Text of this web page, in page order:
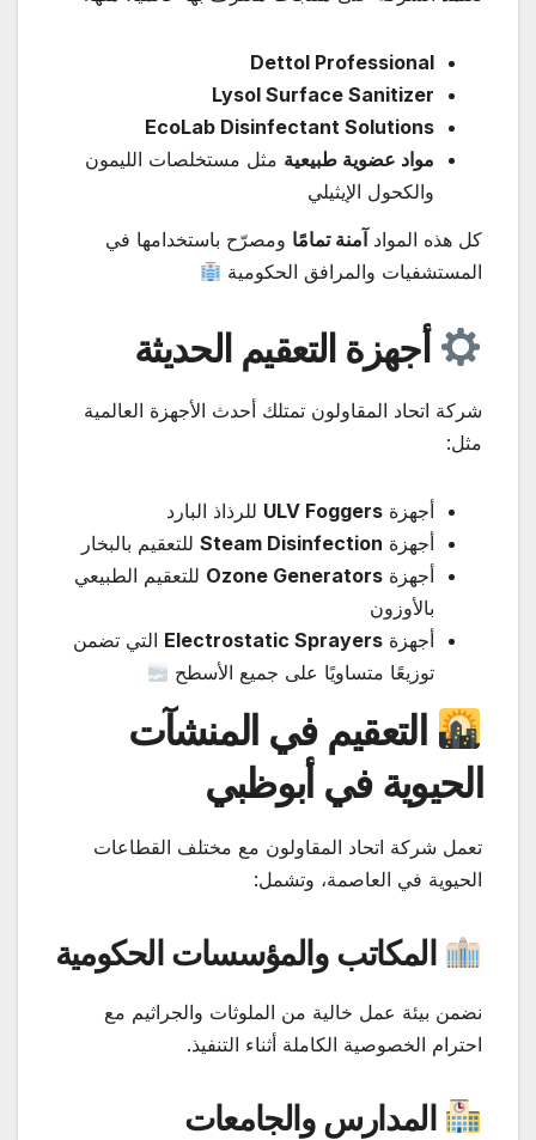
Dettol Professional
Lysol Surface Sanitizer
EcoLab Disinfectant Solutions
مواد عضوية طبيعية مثل مستخلصات الليمون
والكحول الإيثيلي
كل هذه المواد آمنة تمامًا ومصرّح باستخدامها في
المستشفيات والمرافق الحكومية
أجهزة التعقيم الحديثة
شركة اتحاد المقاولون تمتلك أحدث الأجهزة العالمية
مثل:
أجهزة ULV Foggers للرذاذ البارد
أجهزة Steam Disinfection للتعقيم بالبخار
أجهزة Ozone Generators للتعقيم الطبيعي
بالأوزون
أجهزة Electrostatic Sprayers التي تضمن
توزيعًا متساويًا على جميع الأسطح
التعقيم في المنشآت
الحيوية في أبوظبي
تعمل شركة اتحاد المقاولون مع مختلف القطاعات
الحيوية في العاصمة، وتشمل:
المكاتب والمؤسسات الحكومية
نضمن بيئة عمل خالية من الملوثات والجراثيم مع
احترام الخصوصية الكاملة أثناء التنفيذ.
المدارس والجامعات